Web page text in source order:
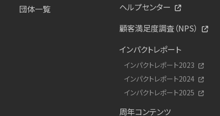
団体一覧
ヘルプセンター
顧客満足度調査（NPS）
インパクトレポート
インパクトレポート2023
インパクトレポート2024
インパクトレポート2025
周年コンテンツ